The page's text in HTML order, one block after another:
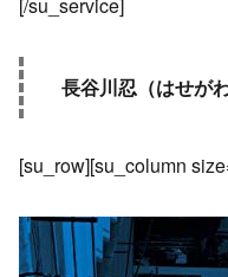
[/su_service]
長谷川忍（はせが
[su_row][su_column